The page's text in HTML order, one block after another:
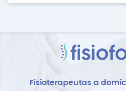
Fisioterapeutas a